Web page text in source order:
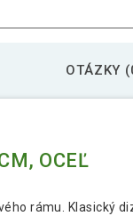
OTÁZKY
OCEĽ
rámu. Klasický